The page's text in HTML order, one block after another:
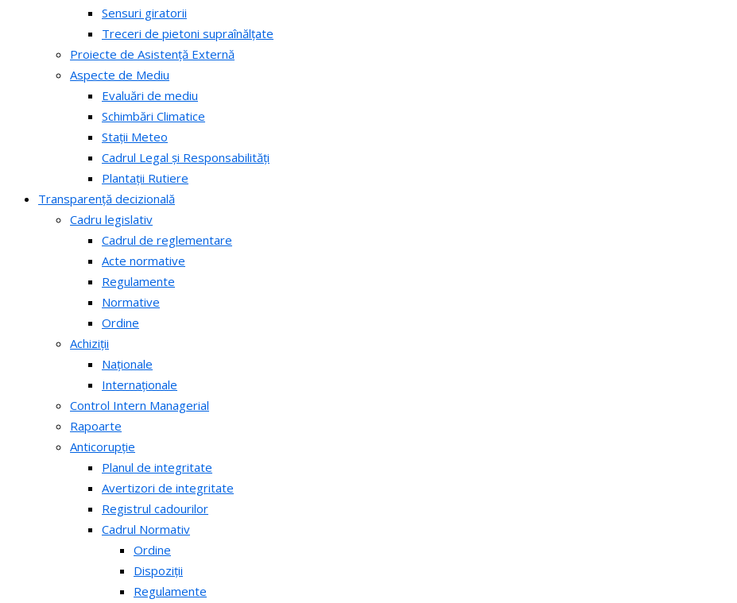
Sensuri giratorii
Treceri de pietoni supraînălțate
Proiecte de Asistență Externă
Aspecte de Mediu
Evaluări de mediu
Schimbări Climatice
Stații Meteo
Cadrul Legal și Responsabilități
Plantații Rutiere
Transparență decizională
Cadru legislativ
Cadrul de reglementare
Acte normative
Regulamente
Normative
Ordine
Achiziții
Naționale
Internaționale
Control Intern Managerial
Rapoarte
Anticorupție
Planul de integritate
Avertizori de integritate
Registrul cadourilor
Cadrul Normativ
Ordine
Dispoziții
Regulamente